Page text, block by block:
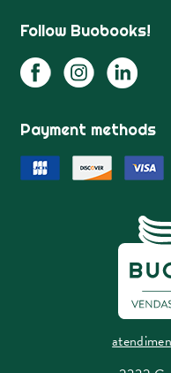
Follow Buobooks!
Payment methods